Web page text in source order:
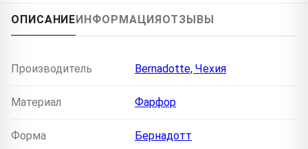
ОПИСАНИЕИНФОРМАЦИЯОТЗЫВЫ
Производитель Bernadotte, Чехия
Материал Фарфор
Форма Бернадотт